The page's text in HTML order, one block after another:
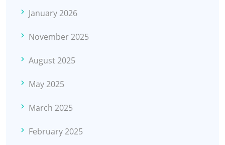
January 2026
November 2025
August 2025
May 2025
March 2025
February 2025